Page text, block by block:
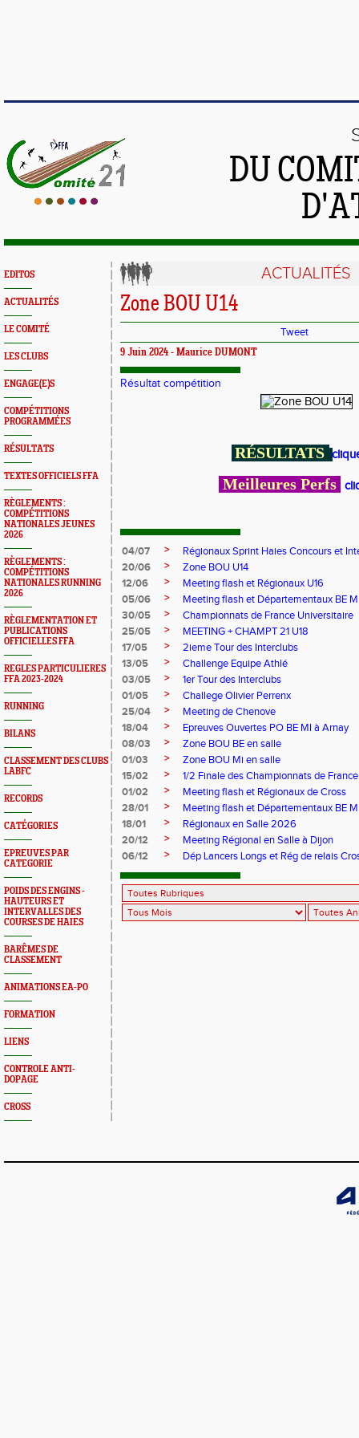
DU
EDITOS
ACTUALITÉS
LE COMITÉ
LES CLUBS
ENGAGE(E)S
COMPÉTITIONS
PROGRAMMÉES
RÉSULTATS
TEXTES OFFICIELS FFA
RÈGLEMENTS :
COMPÉTITIONS
NATIONALES JEUNES
2026
RÈGLEMENTS :
COMPÉTITIONS
NATIONALES RUNNING
2026
RÈGLEMENTATION ET
PUBLICATIONS
OFFICIELLES FFA
REGLES PARTICULIERES
FFA 2023-2024
RUNNING
BILANS
CLASSEMENT DES CLUBS
LABFC
RECORDS
CATÉGORIES
EPREUVES PAR
CATEGORIE
POIDS DES ENGINS -
HAUTEURS ET
INTERVALLES DES
COURSES DE HAIES
BARÊMES DE
CLASSEMENT
ANIMATIONS EA-PO
FORMATION
LIENS
CONTROLE ANTI-
DOPAGE
CROSS
ACTUALITÉS
Zone BOU U14
Tweet
9 Juin 2024 - Maurice DUMONT
Résultat compétition
RÉSULTATS
Meilleures Perfs
04/07 >
Régionaux Sprint Haies Concours et
20/06
>
Zone BOU U14
12/06
>
Meeting flash et Régionaux U16
05/06
>
Meeting flash et Départementaux BE
30/05
>
Championnats de France Universitaire
25/05
>
MEETING + CHAMPT 21 U18
17/05
>
2ieme Tour des Interclubs
13/05
>
Challenge Equipe Athlé
03/05
>
1er Tour des Interclubs
01/05
>
Challege Olivier Perrenx
25/04
>
Meeting de Chenove
18/04
>
Epreuves Ouvertes PO BE MI à Arnay
08/03
>
Zone BOU BE en salle
01/03
>
Zone BOU Mi en salle
15/02
>
1/2 Finale des Championnats de
01/02
>
Meeting flash et Régionaux de Cross
28/01
>
Meeting flash et Départementaux BE
18/01
>
Régionaux en Salle 2026
20/12
>
Meeting Régional en Salle à Dijon
06/12
> Dép Lancers Longs et Rég de relais